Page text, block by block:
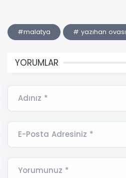
#malatya # yazıhan ovası
YORUMLAR
Adınız *
E-Posta Adresiniz *
Yorumunuz *